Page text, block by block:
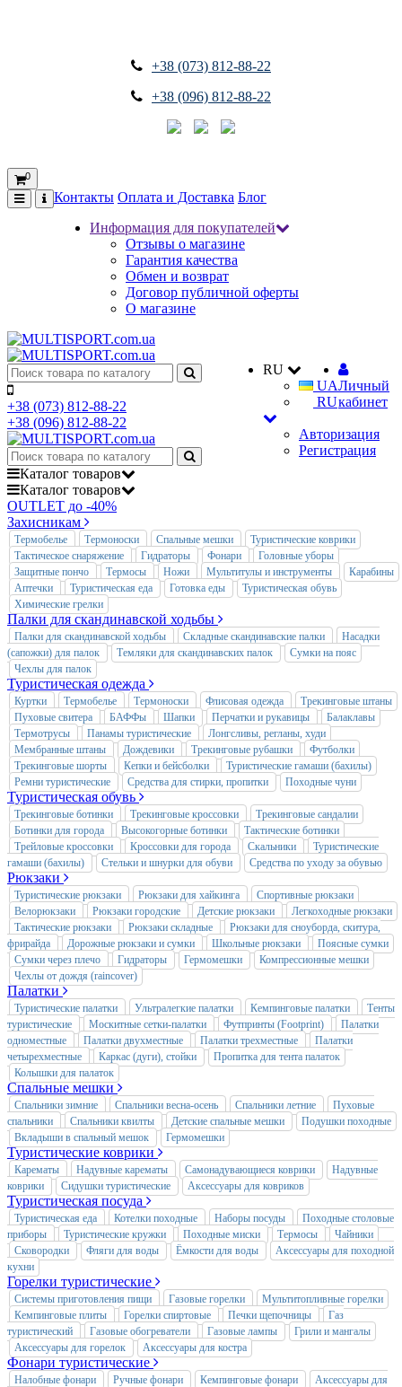
+38 (073) 812-88-22
+38 (096) 812-88-22
0
Контакты Оплата и Доставка Блог
Информация для покупателей
Отзывы о магазине
Гарантия качества
Обмен и возврат
Договор публичной оферты
О магазине
RU
UA
RU
Личный
кабинет
Авторизация
Регистрация
+38 (073) 812-88-22
+38 (096) 812-88-22
Каталог товаров
Каталог товаров
OUTLET до -40%
Захисникам
Термобелье Термоноски Спальные мешки
Туристические коврики
Тактическое снаряжение
Гидраторы Фонари
Головные уборы
Защитные пончо
Термосы Ножи Мультитулы и инструменты
Карабины
Аптечки
Туристическая еда Готовка еды
Туристическая обувь
Химические грелки
Палки для скандинавской ходьбы
Палки для скандинавской ходьбы Складные скандинавские палки
Насадки
(сапожки) для палок
Темляки для скандинавских палок
Сумки на пояс
Чехлы для палок
Туристическая одежда
Куртки Термобелье Термоноски Флисовая одежда
Трекинговые штаны
Пуховые свитера
БАФФы Шапки Перчатки и рукавицы
Балаклавы
Термотрусы
Панамы туристические
Лонгсливы, регланы, худи
Мембранные штаны
Дождевики Трекинговые рубашки
Футболки
Трекинговые шорты
Кепки и бейсболки
Туристические гамаши (бахилы)
Ремни туристические
Средства для стирки, пропитки Походные чуни
Туристическая обувь
Трекинговые ботинки Трекинговые кроссовки
Трекинговые сандалии
Ботинки для города
Высокогорные ботинки
Тактические ботинки
Трейловые кроссовки
Кроссовки для города Скальники
Туристические
гамаши (бахилы)
Стельки и шнурки для обуви Средства по уходу за обувью
Рюкзаки
Туристические рюкзаки Рюкзаки для хайкинга
Спортивные рюкзаки
Велорюкзаки
Рюкзаки городские Детские рюкзаки
Легкоходные рюкзаки
Тактические рюкзаки
Рюкзаки складные
Рюкзаки для сноуборда, скитура,
фрирайда
Дорожные рюкзаки и сумки Школьные рюкзаки
Поясные сумки
Сумки через плечо
Гидраторы Гермомешки
Компрессионные мешки
Чехлы от дождя (raincover)
Палатки
Туристические палатки Ультралегкие палатки Кемпинговые палатки
Тенты
туристические
Москитные сетки-палатки Футпринты (Footprint)
Палатки
одноместные
Палатки двухместные Палатки трехместные
Палатки
четырехместные
Каркас (дуги), стойки
Пропитка для тента палаток
Колышки для палаток
Спальные мешки
Спальники зимние Спальники весна-осень Спальники летние
Пуховые
спальники
Спальники квилты Детские спальные мешки
Подушки походные
Вкладыши в спальный мешок
Гермомешки
Туристические коврики
Карематы Надувные карематы Самонадувающиеся коврики
Надувные
коврики
Сидушки туристические Аксессуары для ковриков
Туристическая посуда
Туристическая еда Котелки походные Наборы посуды
Походные столовые
приборы
Туристические кружки Походные миски Термосы
Чайники
Сковородки
Фляги для воды Ёмкости для воды
Аксессуары для походной
кухни
Горелки туристические
Системы приготовления пищи Газовые горелки
Мультитопливные горелки
Кемпинговые плиты
Горелки спиртовые Печки щепочницы
Газ
туристический
Газовые обогреватели Газовые лампы
Грили и мангалы
Аксессуары для горелок
Аксессуары для костра
Фонари туристические
Налобные фонари Ручные фонари Кемпинговые фонари
Аксессуары для